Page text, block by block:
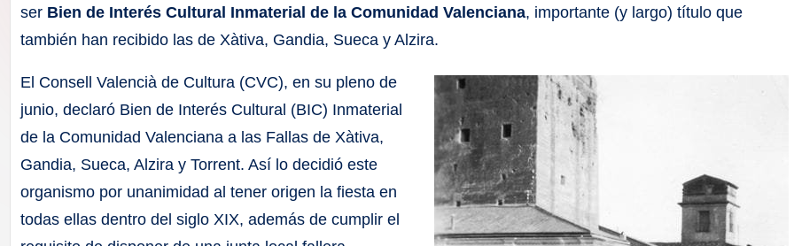
ser Bien de Interés Cultural Inmaterial de la Comunidad Valenciana, importante (y largo) título que
también han recibido las de Xàtiva, Gandia, Sueca y Alzira.
El Consell Valencià de Cultura (CVC), en su pleno de
junio, declaró Bien de Interés Cultural (BIC) Inmaterial
de la Comunidad Valenciana a las Fallas de Xàtiva,
Gandia, Sueca, Alzira y Torrent. Así lo decidió este
organismo por unanimidad al tener origen la fiesta en
todas ellas dentro del siglo XIX, además de cumplir el